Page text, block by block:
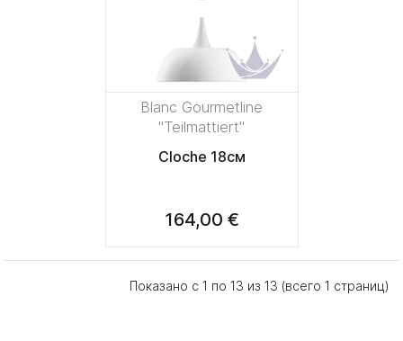
Blanc Gourmetline
"Teilmattiert"
Cloche 18см
164,00 €
Показано с 1 по 13 из 13 (всего 1 страниц)